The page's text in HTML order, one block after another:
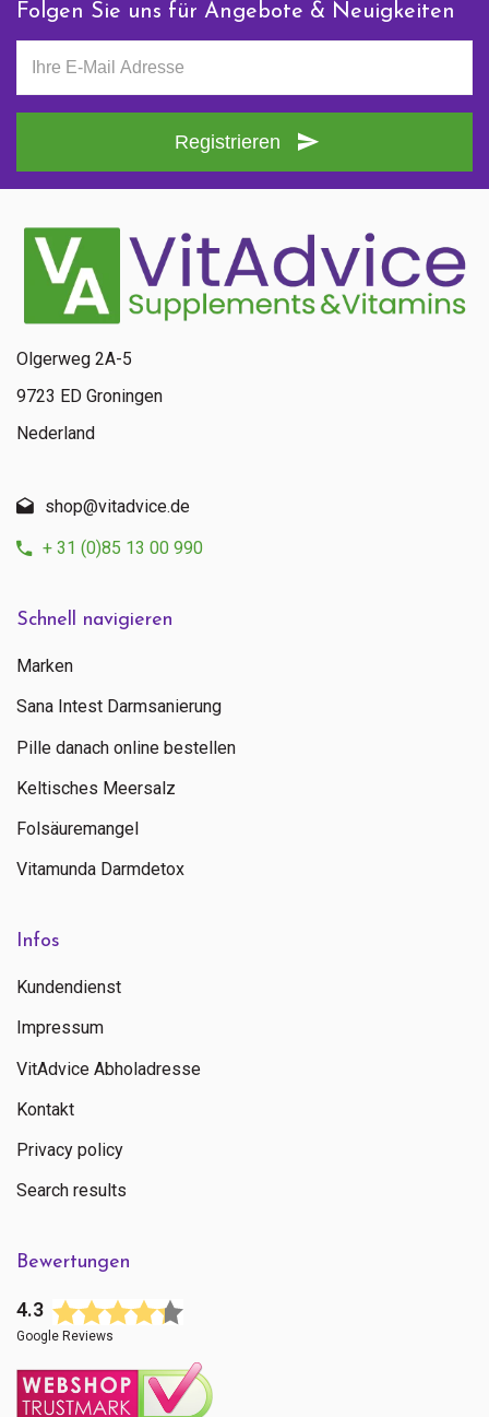
Folgen Sie uns für Angebote & Neuigkeiten
Registrieren
Schnell navigieren
Marken
Sana Intest Darmsanierung
Pille danach online bestellen
Keltisches Meersalz
Folsäuremangel
Vitamunda Darmdetox
Infos
Kundendienst
Impressum
VitAdvice Abholadresse
Kontakt
Privacy policy
Search results
Bewertungen
4.3
Google Reviews
Olgerweg 2A-5
9723 ED Groningen
Nederland
shop@vitadvice.de
+ 31 (0)85 13 00 990